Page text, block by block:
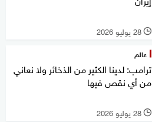
l 28 يوليو 2026
عالم
ترامب: لدينا الكثير من الذخائر ولا نعاني
من أي نقص فيها
l 28 يوليو 2026